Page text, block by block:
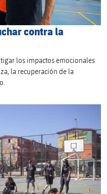
contra la
los impactos emocionales
la recuperación de la